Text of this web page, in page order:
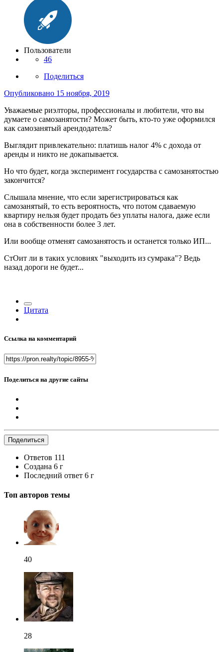
Пользователи
46
Поделиться
Опубликовано 15 ноября, 2019
Уважаемые риэлторы, профессионалы и любители, что вы
думаете о самозанятости? Может быть, кто-то уже оформился
как самозанятый арендодатель?
Выглядит привлекательно: платишь налог 4% с дохода от
аренды и никто не докапывается.
Но что будет, когда эксперимент государства с самозанятостью
закончится?
Слышала мнение, что если зарегистрироваться как
самозанятый, то есть вероятность, что потом сдаваемую
квартиру нельзя будет продать без уплаты налога, даже если
она в собственности более 3 лет.
Или вообще отменят самозанятость и останется только ИП...
СтОит ли в таких условиях "выходить из сумрака"? Ведь
назад дороги не будет...
Цитата
Ссылка на комментарий
Поделиться на другие сайты
Поделиться
Ответов 111
Создана 6 г
Последний ответ 6 г
Топ авторов темы
40
28